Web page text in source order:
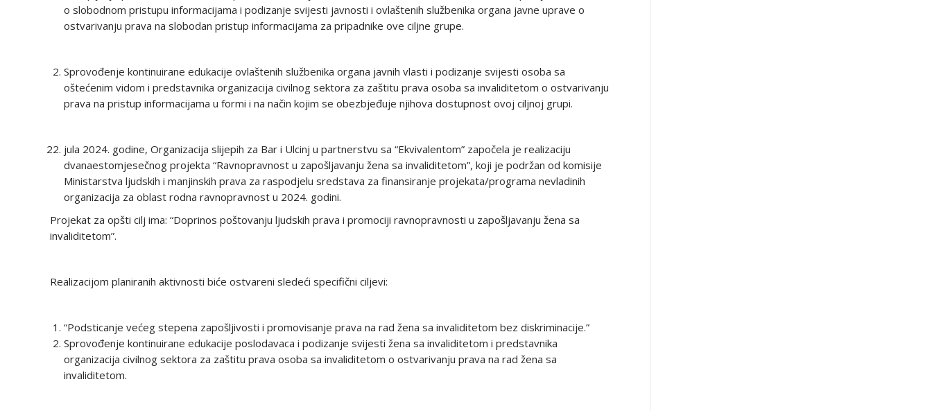
o slobodnom pristupu informacijama i podizanje svijesti javnosti i ovlaštenih službenika organa javne uprave o
ostvarivanju prava na slobodan pristup informacijama za pripadnike ove ciljne grupe.
Sprovođenje kontinuirane edukacije ovlaštenih službenika organa javnih vlasti i podizanje svijesti osoba sa
oštećenim vidom i predstavnika organizacija civilnog sektora za zaštitu prava osoba sa invaliditetom o ostvarivanju
prava na pristup informacijama u formi i na način kojim se obezbjeđuje njihova dostupnost ovoj ciljnoj grupi.
jula 2024. godine, Organizacija slijepih za Bar i Ulcinj u partnerstvu sa “Ekvivalentom” započela je realizaciju
dvanaestomjesečnog projekta “Ravnopravnost u zapošljavanju žena sa invaliditetom”, koji je podržan od komisije
Ministarstva ljudskih i manjinskih prava za raspodjelu sredstava za finansiranje projekata/programa nevladinih
organizacija za oblast rodna ravnopravnost u 2024. godini.
Projekat za opšti cilj ima: “Doprinos poštovanju ljudskih prava i promociji ravnopravnosti u zapošljavanju žena sa
invaliditetom”.
Realizacijom planiranih aktivnosti biće ostvareni sledeći specifični ciljevi:
“Podsticanje većeg stepena zapošljivosti i promovisanje prava na rad žena sa invaliditetom bez diskriminacije.”
Sprovođenje kontinuirane edukacije poslodavaca i podizanje svijesti žena sa invaliditetom i predstavnika
organizacija civilnog sektora za zaštitu prava osoba sa invaliditetom o ostvarivanju prava na rad žena sa
invaliditetom.